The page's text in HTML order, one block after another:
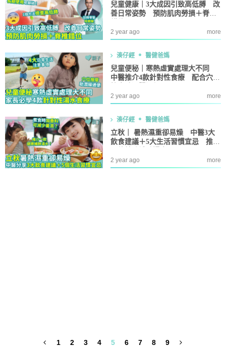
兒童健康｜3大成因引致高低膊 改
善日常姿勢 預防肌肉勞損＋脊椎
2 year ago more
湊仔經 醫健爸媽
兒童便秘｜寒熱虛實處理大不同
中醫推介4款針對性食療 配合穴位
2 year ago more
湊仔經 醫健爸媽
立秋｜ 暑熱濕重卻易燥 中醫3大
飲食建議＋5大生活習慣宜忌 推介
2 year ago more
1 2 3 4 5 6 7 8 9